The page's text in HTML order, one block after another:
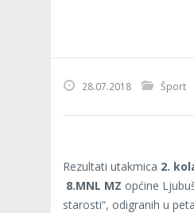
28.07.2018 Šport
Rezultati utakmica 2.
8.MNL MZ općine
starosti“, odigranih u